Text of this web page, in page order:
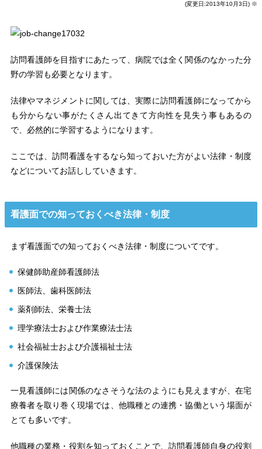
(変更日:2013年10月3日) ※
訪問看護師を目指すにあたって、病院では全く関係のなかった分
野の学習も必要となります。
法律やマネジメントに関しては、実際に訪問看護師になってから
も分からない事がたくさん出てきて方向性を見失う事もあるの
で、必然的に学習するようになります。
ここでは、訪問看護をするなら知っておいた方がよい法律・制度
などについてお話ししていきます。
看護面での知っておくべき法律・制度
まず看護面での知っておくべき法律・制度についてです。
保健師助産師看護師法
医師法、歯科医師法
薬剤師法、栄養士法
理学療法士および作業療法士法
社会福祉士および介護福祉士法
介護保険法
一見看護師には関係のなさそうな法のようにも見えますが、在宅
療養者を取り巻く現場では、他職種との連携・協働という場面が
とても多いです。
他職種の業務・役割を知っておくことで、訪問看護師自身の役割